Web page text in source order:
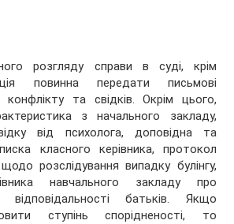
розгляду справи в суді, крім
повинна передати письмові
конфлікту та свідків. Окрім цього,
з начального закладу,
від психолога, доповідна та
класного керівника, протокол
щодо розслідування випадку булінгу,
навчального закладу про
батьків. Якщо
ступінь спорідненості, то